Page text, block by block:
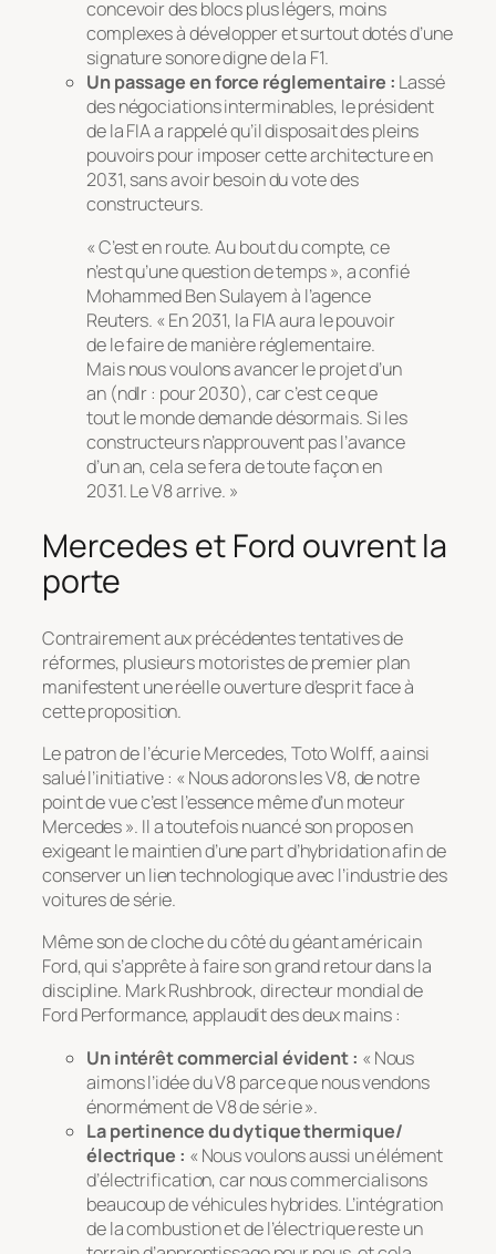
concevoir des blocs plus légers, moins
complexes à développer et surtout dotés d’une
signature sonore digne de la F1.
Un passage en force réglementaire : Lassé
des négociations interminables, le président
de la FIA a rappelé qu’il disposait des pleins
pouvoirs pour imposer cette architecture en
2031, sans avoir besoin du vote des
constructeurs.
« C’est en route. Au bout du compte, ce
n’est qu’une question de temps », a confié
Mohammed Ben Sulayem à l’agence
Reuters. « En 2031, la FIA aura le pouvoir
de le faire de manière réglementaire.
Mais nous voulons avancer le projet d’un
an (ndlr : pour 2030), car c’est ce que
tout le monde demande désormais. Si les
constructeurs n’approuvent pas l’avance
d’un an, cela se fera de toute façon en
2031. Le V8 arrive. »
Mercedes et Ford ouvrent la
porte
Contrairement aux précédentes tentatives de
réformes, plusieurs motoristes de premier plan
manifestent une réelle ouverture d’esprit face à
cette proposition.
Le patron de l’écurie Mercedes, Toto Wolff, a ainsi
salué l’initiative : « Nous adorons les V8, de notre
point de vue c’est l’essence même d’un moteur
Mercedes ». Il a toutefois nuancé son propos en
exigeant le maintien d’une part d’hybridation afin de
conserver un lien technologique avec l’industrie des
voitures de série.
Même son de cloche du côté du géant américain
Ford, qui s’apprête à faire son grand retour dans la
discipline. Mark Rushbrook, directeur mondial de
Ford Performance, applaudit des deux mains :
Un intérêt commercial évident : « Nous
aimons l’idée du V8 parce que nous vendons
énormément de V8 de série ».
La pertinence du dytique thermique/
électrique : « Nous voulons aussi un élément
d’électrification, car nous commercialisons
beaucoup de véhicules hybrides. L’intégration
de la combustion et de l’électrique reste un